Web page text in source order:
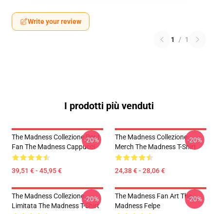
Write your review
1 / 1
I prodotti più venduti
The Madness Collezione Per I
Fan The Madness Cappucci
39,51 € - 45,95 €
-20%
The Madness Collezione
Merch The Madness T-Shirt
24,38 € - 28,06 €
-20%
The Madness Collezione
Limitata The Madness T-Shirt
-20%
The Madness Fan Art The
Madness Felpe
-20%